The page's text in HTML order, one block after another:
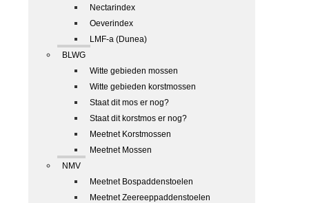
Nectarindex
Oeverindex
LMF-a (Dunea)
BLWG
Witte gebieden mossen
Witte gebieden korstmossen
Staat dit mos er nog?
Staat dit korstmos er nog?
Meetnet Korstmossen
Meetnet Mossen
NMV
Meetnet Bospaddenstoelen
Meetnet Zeereeppaddenstoelen